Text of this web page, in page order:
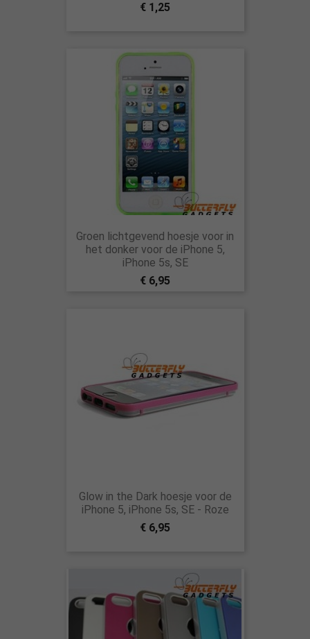
€ 1,25
Groen lichtgevend hoesje voor in
het donker voor de iPhone 5,
iPhone 5s, SE
€ 6,95
Glow in the Dark hoesje voor de
iPhone 5, iPhone 5s, SE - Roze
€ 6,95